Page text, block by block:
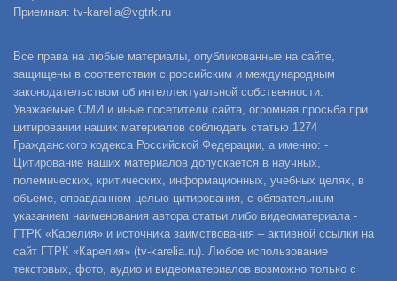
Приемная: tv-karelia@vgtrk.ru
Все права на любые материалы, опубликованные на сайте,
защищены в соответствии с российским и международным
законодательством об интеллектуальной собственности.
Уважаемые СМИ и иные посетители сайта, огромная просьба при
цитировании наших материалов соблюдать статью 1274
Гражданского кодекса Российской Федерации, а именно: -
Цитирование наших материалов допускается в научных,
полемических, критических, информационных, учебных целях, в
объеме, оправданном целью цитирования, с обязательным
указанием наименования автора статьи либо видеоматериала -
ГТРК «Карелия» и источника заимствования – активной ссылки на
сайт ГТРК «Карелия» (tv-karelia.ru). Любое использование
текстовых, фото, аудио и видеоматериалов возможно только с